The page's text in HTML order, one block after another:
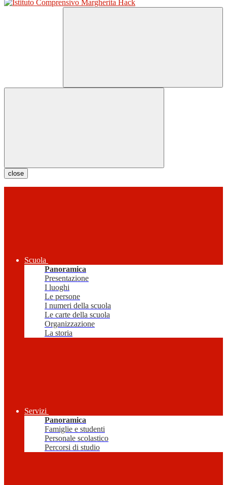
close
Scuola
Panoramica
Presentazione
I luoghi
Le persone
I numeri della scuola
Le carte della scuola
Organizzazione
La storia
Servizi
Panoramica
Famiglie e studenti
Personale scolastico
Percorsi di studio